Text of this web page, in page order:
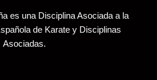
es una Disciplina Asociada a la
de Karate y Disciplinas
Asociadas.